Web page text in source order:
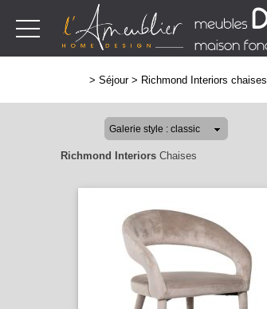
> Séjour> Richmond Interiors chaises
Richmond Interiors Chaises